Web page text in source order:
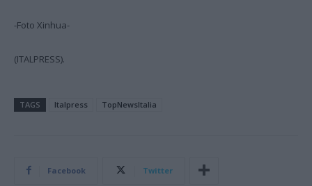
-Foto Xinhua-
(ITALPRESS).
TAGS Italpress TopNewsItalia
Facebook Twitter